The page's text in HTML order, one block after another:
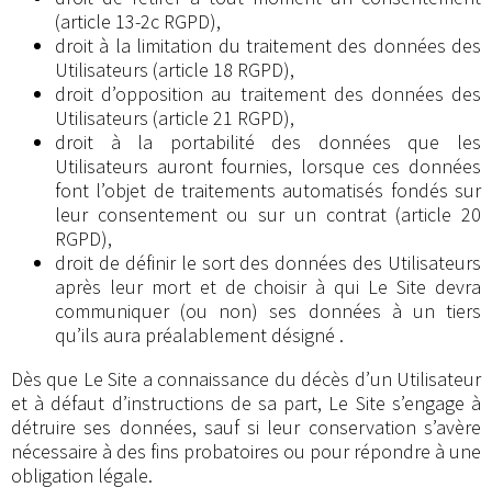
(article 13-2c RGPD),
droit à la limitation du traitement des données des
Utilisateurs (article 18 RGPD),
droit d’opposition au traitement des données des
Utilisateurs (article 21 RGPD),
droit à la portabilité des données que les
Utilisateurs auront fournies, lorsque ces données
font l’objet de traitements automatisés fondés sur
leur consentement ou sur un contrat (article 20
RGPD),
droit de définir le sort des données des Utilisateurs
après leur mort et de choisir à qui Le Site devra
communiquer (ou non) ses données à un tiers
qu’ils aura préalablement désigné .
Dès que Le Site a connaissance du décès d’un Utilisateur
et à défaut d’instructions de sa part, Le Site s’engage à
détruire ses données, sauf si leur conservation s’avère
nécessaire à des fins probatoires ou pour répondre à une
obligation légale.